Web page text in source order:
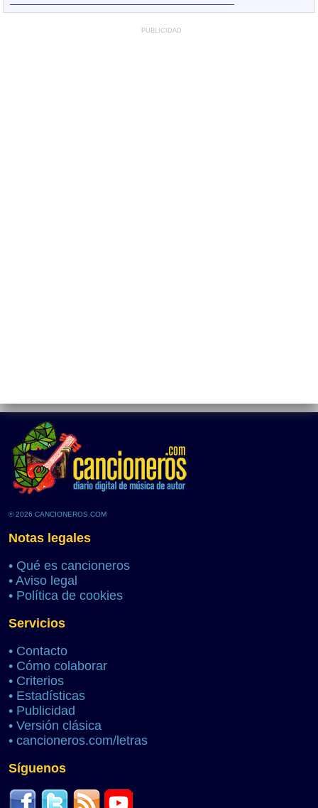
PUBLICIDAD
© 2026 CANCIONEROS.COM
Notas legales
• Qué es cancioneros
• Aviso legal
• Política de cookies
Servicios
• Contacto
• Cómo colaborar
• Criterios
• Estadísticas
• Publicidad
• Versión clásica
• cancioneros.com/letras
Síguenos